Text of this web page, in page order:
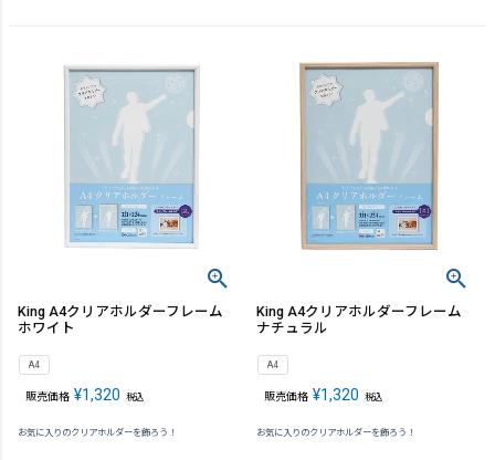
King A4クリアホルダーフレーム
ホワイト
A4
販売価格 ¥1,320 税込
お気に入りのクリアホルダーを飾ろう！
King A4クリアホルダーフレーム
ナチュラル
A4
販売価格 ¥1,320 税込
お気に入りのクリアホルダーを飾ろう！